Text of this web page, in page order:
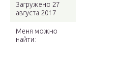
Загружено 27
августа 2017
Меня можно
найти: